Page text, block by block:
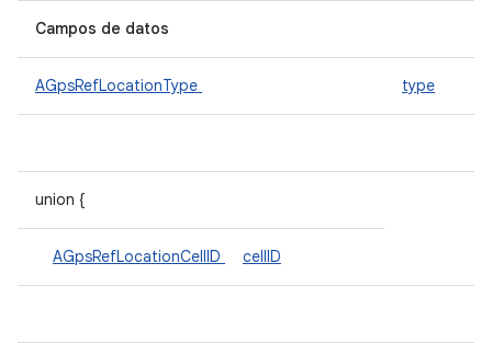
Campos de datos
AGpsRefLocationType type
union {
AGpsRefLocationCellID cellID